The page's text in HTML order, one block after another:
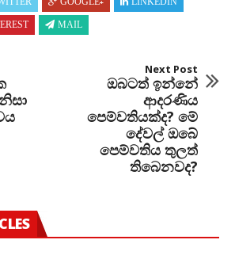
GOOGLE+ LINKEDIN
MAIL
Next Post
ඔබටත් ඉන්නේ
ආදරණිය
පෙම්වතියක්ද? මේ
දේවල් ඔබේ
පෙම්වතිය තුලත්
තිබෙනවද?